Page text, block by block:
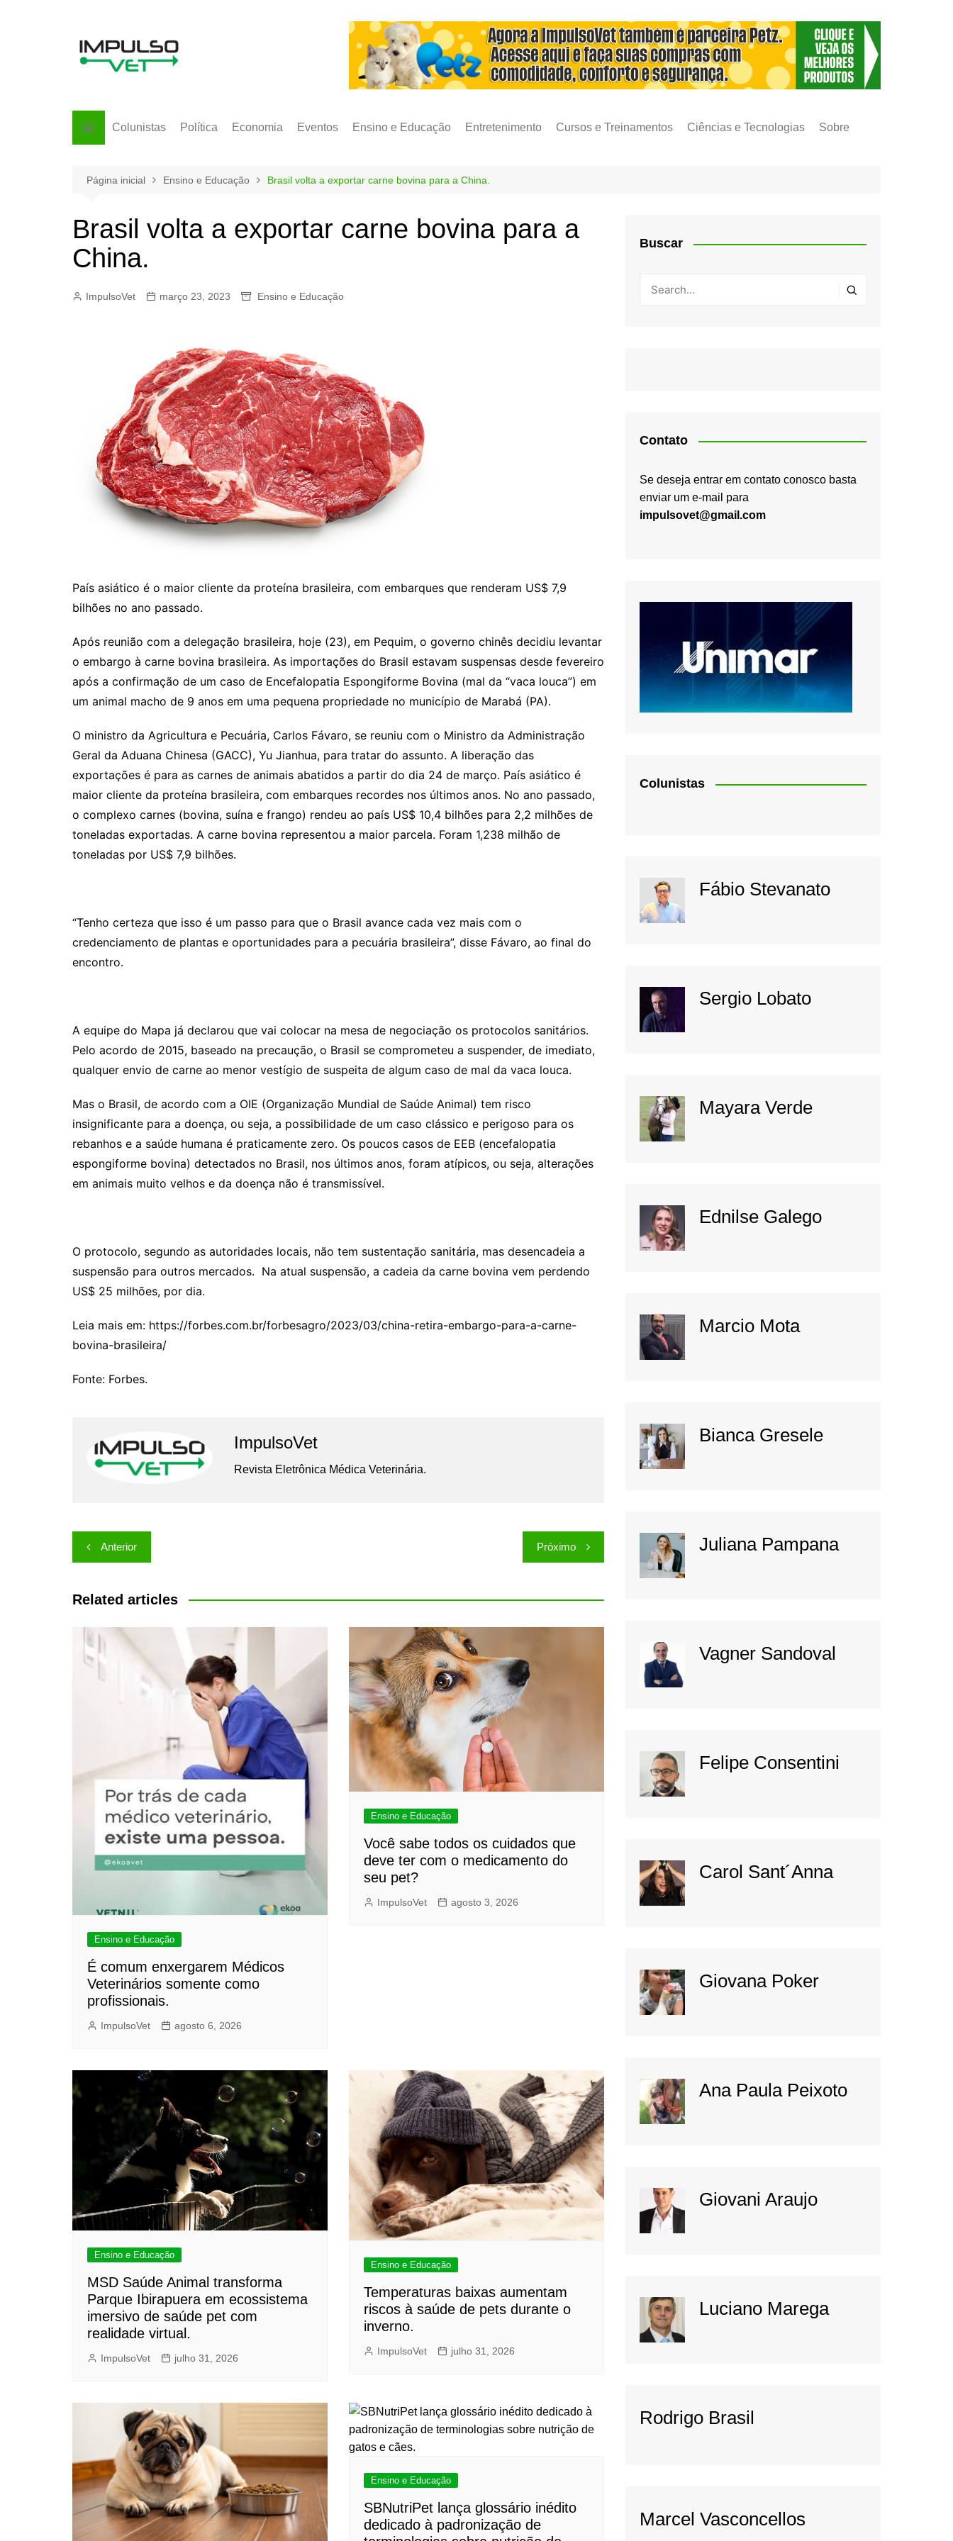
Colunistas Política Economia Eventos Ensino e Educação Entretenimento Cursos e Treinamentos Ciências e Tecnologias Sobre
Página inicial Ensino e Educação Brasil volta a exportar carne bovina para a China.
Brasil volta a exportar carne bovina para a
China.
ImpulsoVet março 23, 2023 Ensino e Educação
País asiático é o maior cliente da proteína brasileira, com embarques que renderam US$ 7,9
bilhões no ano passado.
Após reunião com a delegação brasileira, hoje (23), em Pequim, o governo chinês decidiu levantar
o embargo à carne bovina brasileira. As importações do Brasil estavam suspensas desde fevereiro
após a confirmação de um caso de Encefalopatia Espongiforme Bovina (mal da “vaca louca”) em
um animal macho de 9 anos em uma pequena propriedade no município de Marabá (PA).
O ministro da Agricultura e Pecuária, Carlos Fávaro, se reuniu com o Ministro da Administração
Geral da Aduana Chinesa (GACC), Yu Jianhua, para tratar do assunto. A liberação das
exportações é para as carnes de animais abatidos a partir do dia 24 de março. País asiático é
maior cliente da proteína brasileira, com embarques recordes nos últimos anos. No ano passado,
o complexo carnes (bovina, suína e frango) rendeu ao país US$ 10,4 bilhões para 2,2 milhões de
toneladas exportadas. A carne bovina representou a maior parcela. Foram 1,238 milhão de
toneladas por US$ 7,9 bilhões.
“Tenho certeza que isso é um passo para que o Brasil avance cada vez mais com o
credenciamento de plantas e oportunidades para a pecuária brasileira”, disse Fávaro, ao final do
encontro.
A equipe do Mapa já declarou que vai colocar na mesa de negociação os protocolos sanitários.
Pelo acordo de 2015, baseado na precaução, o Brasil se comprometeu a suspender, de imediato,
qualquer envio de carne ao menor vestígio de suspeita de algum caso de mal da vaca louca.
Mas o Brasil, de acordo com a OIE (Organização Mundial de Saúde Animal) tem risco
insignificante para a doença, ou seja, a possibilidade de um caso clássico e perigoso para os
rebanhos e a saúde humana é praticamente zero. Os poucos casos de EEB (encefalopatia
espongiforme bovina) detectados no Brasil, nos últimos anos, foram atípicos, ou seja, alterações
em animais muito velhos e da doença não é transmissível.
O protocolo, segundo as autoridades locais, não tem sustentação sanitária, mas desencadeia a
suspensão para outros mercados. Na atual suspensão, a cadeia da carne bovina vem perdendo
US$ 25 milhões, por dia.
Leia mais em: https://forbes.com.br/forbesagro/2023/03/china-retira-embargo-para-a-carne-
bovina-brasileira/
Fonte: Forbes.
ImpulsoVet
Revista Eletrônica Médica Veterinária.
Navegação
de
Post
Anterior Próximo
Related articles
Ensino e Educação
É comum enxergarem Médicos
Veterinários somente como
profissionais.
ImpulsoVet agosto 6, 2026
Ensino e Educação
Você sabe todos os cuidados que
deve ter com o medicamento do
seu pet?
ImpulsoVet agosto 3, 2026
Ensino e Educação
MSD Saúde Animal transforma
Parque Ibirapuera em ecossistema
imersivo de saúde pet com
realidade virtual.
ImpulsoVet julho 31, 2026
Ensino e Educação
Temperaturas baixas aumentam
riscos à saúde de pets durante o
inverno.
ImpulsoVet julho 31, 2026
Ensino e Educação
SBNutriPet lança glossário inédito
dedicado à padronização de
Buscar
Contato
Se deseja entrar em contato conosco basta
enviar um e-mail para
impulsovet@gmail.com
Colunistas
Fábio Stevanato
Sergio Lobato
Mayara Verde
Ednilse Galego
Marcio Mota
Bianca Gresele
Juliana Pampana
Vagner Sandoval
Felipe Consentini
Carol Sant´Anna
Giovana Poker
Ana Paula Peixoto
Giovani Araujo
Luciano Marega
Rodrigo Brasil
Marcel Vasconcellos